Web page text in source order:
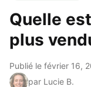
Quelle
plus
Publié le février 16,
par Lucie B.